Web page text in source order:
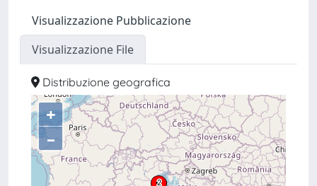
Visualizzazione Pubblicazione
Visualizzazione File
Distribuzione geografica
+
–